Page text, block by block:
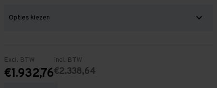
Excl. BTW
€1.932,76
Incl. BTW
€2.338,64